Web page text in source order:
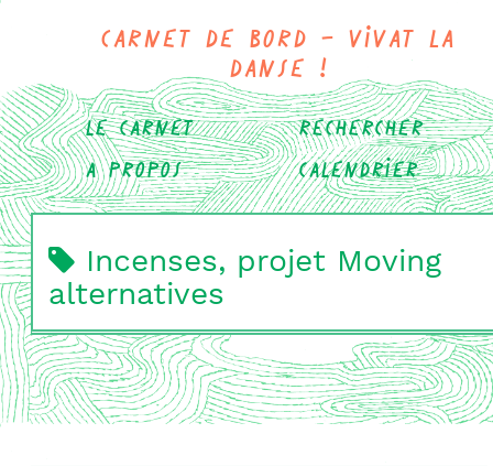
Carnet de bord - Vivat la
danse !
Le carnet
Rechercher
Calendrier
A propos
Incenses, projet Moving
alternatives